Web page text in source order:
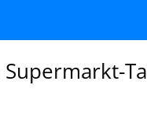
Supermarkt-